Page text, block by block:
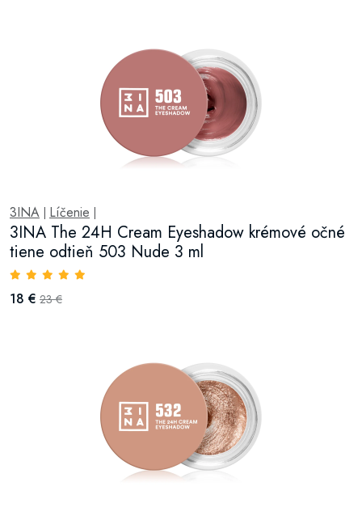
3INA Líčenie
3INA The 24H Cream Eyeshadow krémové očné
tiene odtieň 503 Nude 3 ml
18 € 23 €